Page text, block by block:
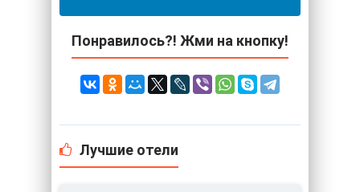
Понравилось?! Жми на кнопку!
Лучшие отели